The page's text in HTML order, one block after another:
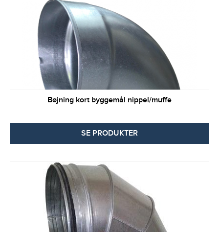
Bøjning kort byggemål nippel/muffe
SE PRODUKTER